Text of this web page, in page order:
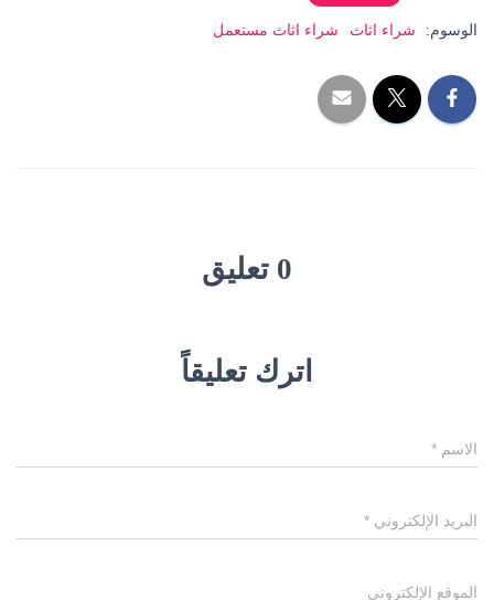
الوسوم: شراء اثاث شراء اثاث مستعمل
0 تعليق
اترك تعليقاً
الاسم *
البريد الإلكتروني *
الموقع الإلكتروني